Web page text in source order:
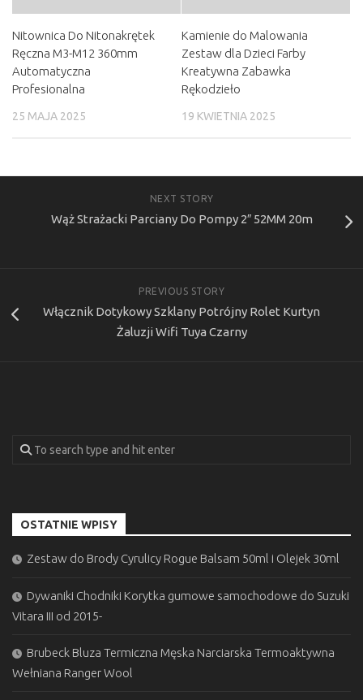
Nitownica Do Nitonakrętek
Ręczna M3-M12 360mm
Automatyczna
Profesionalna
25 MAJA 2025
Kamienie do Malowania
Zestaw dla Dzieci Farby
Kreatywna Zabawka
Rękodzieło
19 KWIETNIA 2025
NEXT STORY
Wąż Strażacki Parciany Do Pompy 2″ 52MM 20m
PREVIOUS STORY
Włącznik Dotykowy Szklany Potrójny Rolet Kurtyn
Żaluzji Wifi Tuya Czarny
OSTATNIE WPISY
Zestaw do Brody Cyrulicy Rogue Balsam 50ml i Olejek 30ml
Dywaniki Chodniki Korytka gumowe samochodowe do Suzuki
Vitara III od 2015-
Brubeck Bluza Termiczna Męska Narciarska Termoaktywna
Wełniana Ranger Wool